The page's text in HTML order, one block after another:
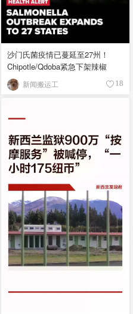
沙门氏菌疫情已蔓延至27州！
Chipotle/Qdoba紧急下架辣椒
新闻搬运工 18